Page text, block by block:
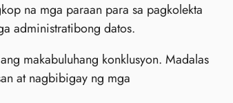
na mga paraan para sa pagkolekta
administratibong datos.
makabuluhang konklusyon. Madalas
at nagbibigay ng mga